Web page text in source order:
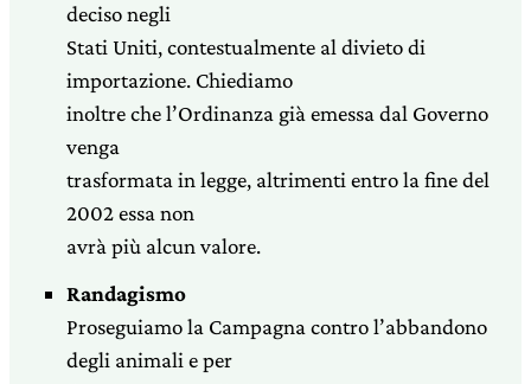
deciso negli
Stati Uniti, contestualmente al divieto di
importazione. Chiediamo
inoltre che l’Ordinanza già emessa dal Governo
venga
trasformata in legge, altrimenti entro la fine del
2002 essa non
avrà più alcun valore.
Randagismo
Proseguiamo la Campagna contro l’abbandono
degli animali e per